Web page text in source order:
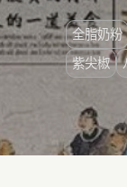
全脂奶粉
紫尖椒